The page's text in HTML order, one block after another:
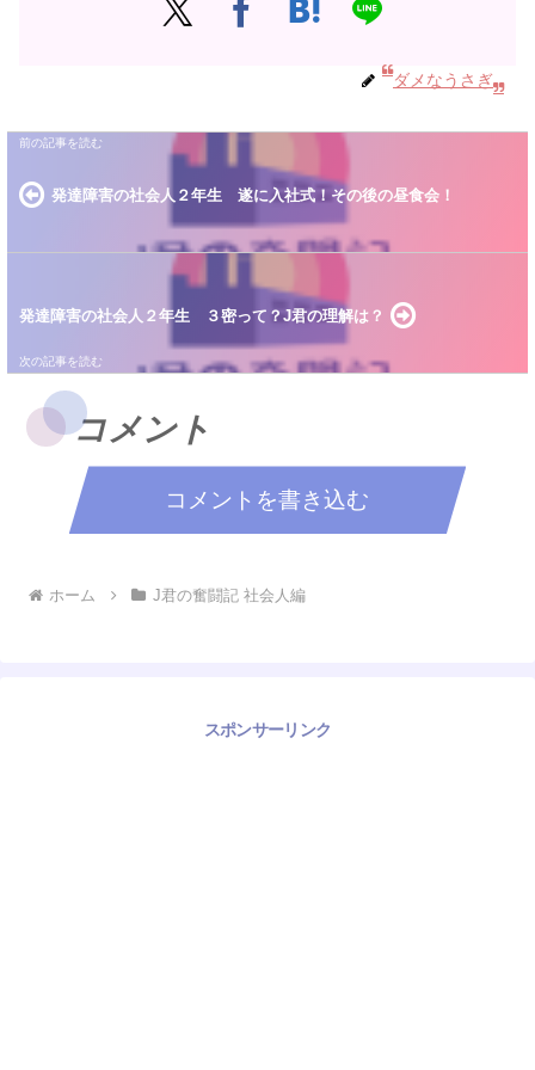
ダメなうさぎ
発達障害の社会人２年生 遂に入社式！その後の昼食会！
発達障害の社会人２年生 ３密って？J君の理解は？
コメント
コメントを書き込む
ホーム J君の奮闘記 社会人編
スポンサーリンク